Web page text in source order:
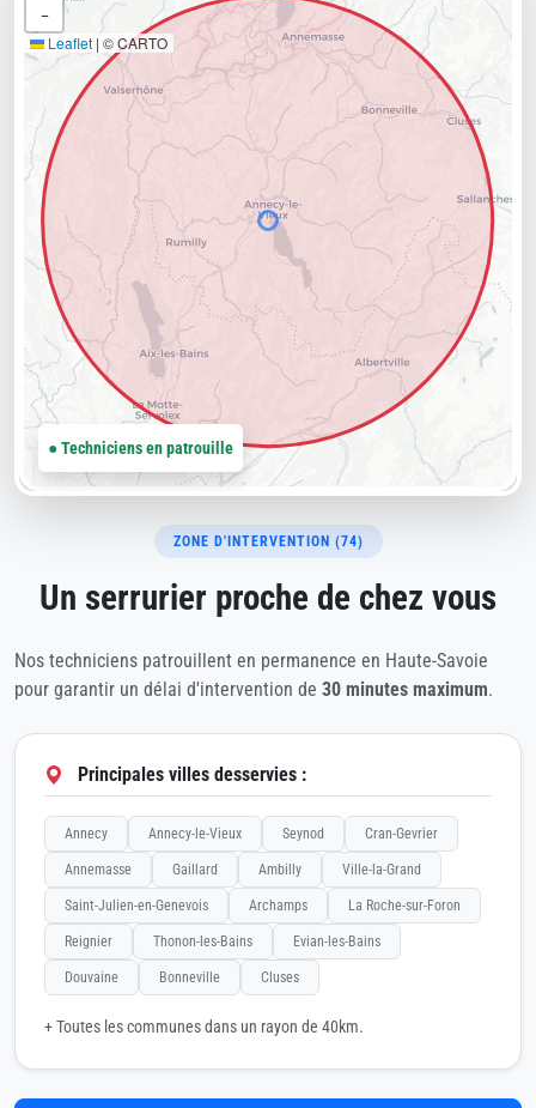
ZONE D'INTERVENTION (74)
Un serrurier proche de chez vous
Nos techniciens patrouillent en permanence en Haute-Savoie
pour garantir un délai d'intervention de 30 minutes maximum.
Principales villes desservies :
Annecy Annecy-le-Vieux Seynod Cran-Gevrier
Annemasse Gaillard Ambilly Ville-la-Grand
Saint-Julien-en-Genevois Archamps La Roche-sur-Foron
Reignier Thonon-les-Bains Evian-les-Bains
Douvaine Bonneville Cluses
+ Toutes les communes dans un rayon de 40km.
−
Leaflet | © CARTO
● Techniciens en patrouille